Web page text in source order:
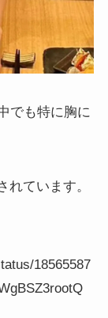
でも特に胸に
ています。
18565587